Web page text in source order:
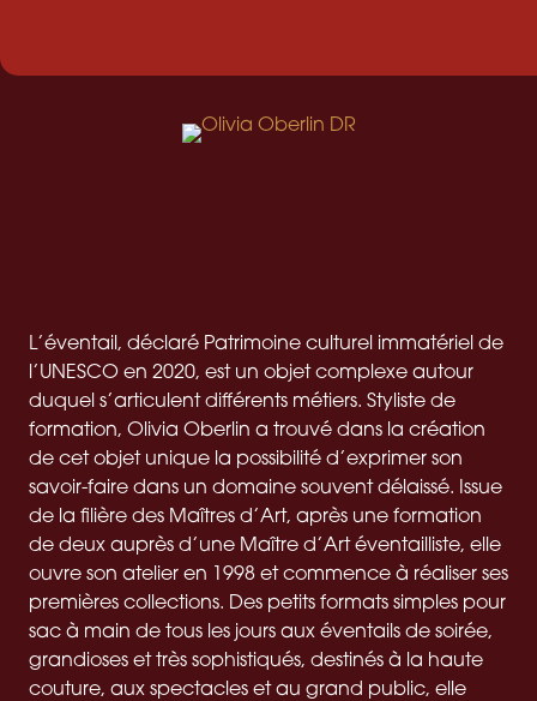
L’éventail, déclaré Patrimoine culturel immatériel de
l’UNESCO en 2020, est un objet complexe autour
duquel s’articulent différents métiers. Styliste de
formation, Olivia Oberlin a trouvé dans la création
de cet objet unique la possibilité d’exprimer son
savoir-faire dans un domaine souvent délaissé. Issue
de la filière des Maîtres d’Art, après une formation
de deux auprès d’une Maître d’Art éventailliste, elle
ouvre son atelier en 1998 et commence à réaliser ses
premières collections. Des petits formats simples pour
sac à main de tous les jours aux éventails de soirée,
grandioses et très sophistiqués, destinés à la haute
couture, aux spectacles et au grand public, elle